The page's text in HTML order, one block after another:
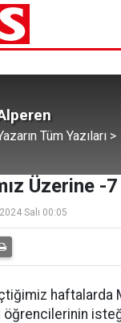
Tüm Yazıları >
Üzerine -7
Salı 00:05
haftalarda